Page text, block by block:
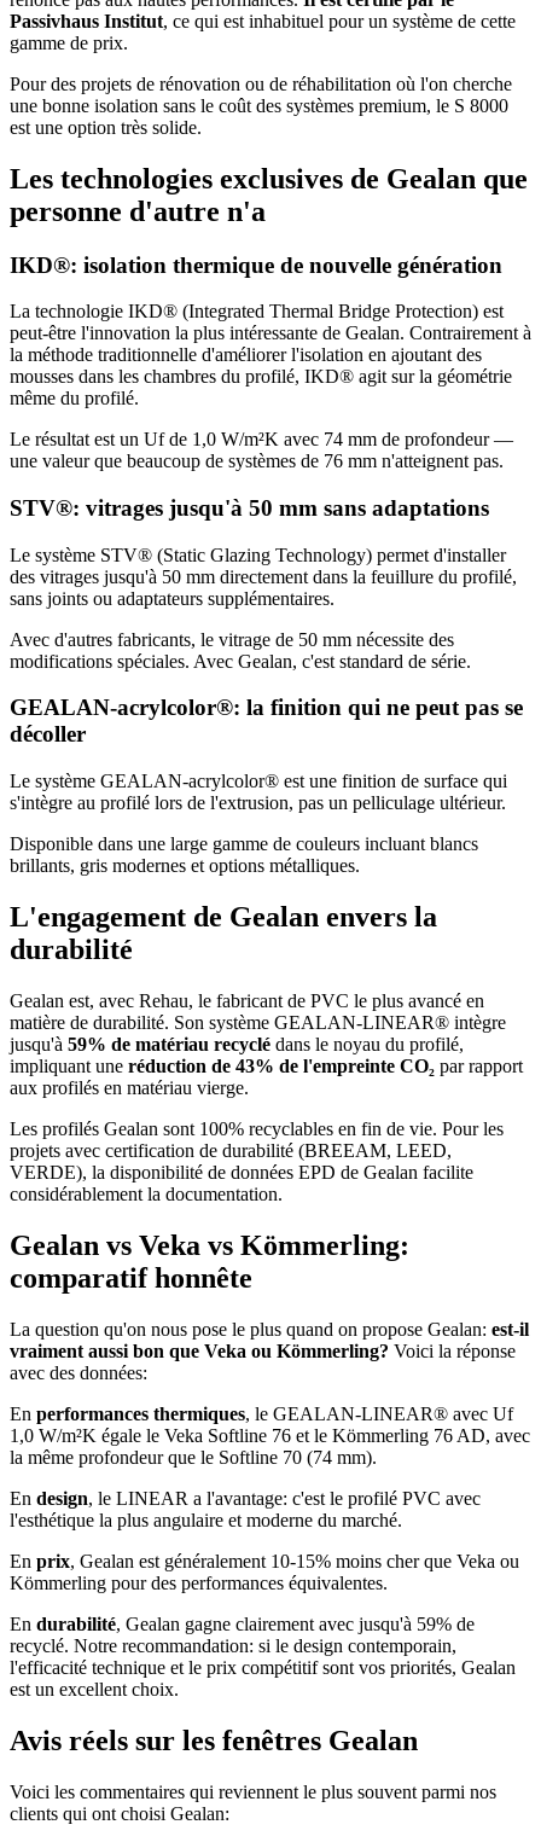
Passivhaus Institut, ce qui est inhabituel pour un système de cette
gamme de prix.
Pour des projets de rénovation ou de réhabilitation où l'on cherche
une bonne isolation sans le coût des systèmes premium, le S 8000
est une option très solide.
Les technologies exclusives de Gealan que
personne d'autre n'a
IKD®: isolation thermique de nouvelle génération
La technologie IKD® (Integrated Thermal Bridge Protection) est
peut-être l'innovation la plus intéressante de Gealan. Contrairement à
la méthode traditionnelle d'améliorer l'isolation en ajoutant des
mousses dans les chambres du profilé, IKD® agit sur la géométrie
même du profilé.
Le résultat est un Uf de 1,0 W/m²K avec 74 mm de profondeur —
une valeur que beaucoup de systèmes de 76 mm n'atteignent pas.
STV®: vitrages jusqu'à 50 mm sans adaptations
Le système STV® (Static Glazing Technology) permet d'installer
des vitrages jusqu'à 50 mm directement dans la feuillure du profilé,
sans joints ou adaptateurs supplémentaires.
Avec d'autres fabricants, le vitrage de 50 mm nécessite des
modifications spéciales. Avec Gealan, c'est standard de série.
GEALAN-acrylcolor®: la finition qui ne peut pas se
décoller
Le système GEALAN-acrylcolor® est une finition de surface qui
s'intègre au profilé lors de l'extrusion, pas un pelliculage ultérieur.
Disponible dans une large gamme de couleurs incluant blancs
brillants, gris modernes et options métalliques.
L'engagement de Gealan envers la
durabilité
Gealan est, avec Rehau, le fabricant de PVC le plus avancé en
matière de durabilité. Son système GEALAN-LINEAR® intègre
jusqu'à 59% de matériau recyclé dans le noyau du profilé,
impliquant une réduction de 43% de l'empreinte CO₂ par rapport
aux profilés en matériau vierge.
Les profilés Gealan sont 100% recyclables en fin de vie. Pour les
projets avec certification de durabilité (BREEAM, LEED,
VERDE), la disponibilité de données EPD de Gealan facilite
considérablement la documentation.
Gealan vs Veka vs Kömmerling:
comparatif honnête
La question qu'on nous pose le plus quand on propose Gealan: est-il
vraiment aussi bon que Veka ou Kömmerling? Voici la réponse
avec des données:
En performances thermiques, le GEALAN-LINEAR® avec Uf
1,0 W/m²K égale le Veka Softline 76 et le Kömmerling 76 AD, avec
la même profondeur que le Softline 70 (74 mm).
En design, le LINEAR a l'avantage: c'est le profilé PVC avec
l'esthétique la plus angulaire et moderne du marché.
En prix, Gealan est généralement 10-15% moins cher que Veka ou
Kömmerling pour des performances équivalentes.
En durabilité, Gealan gagne clairement avec jusqu'à 59% de
recyclé. Notre recommandation: si le design contemporain,
l'efficacité technique et le prix compétitif sont vos priorités, Gealan
est un excellent choix.
Avis réels sur les fenêtres Gealan
Voici les commentaires qui reviennent le plus souvent parmi nos
clients qui ont choisi Gealan: